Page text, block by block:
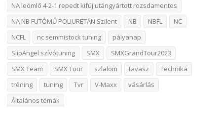
NA leömlő 4-2-1 repedt kifúj utángyártott rozsdamentes
NA NB FUTÓMŰ POLIURETÁN Szilent
NB NBFL
NC
NCFL
nc semmistock tuning
pályanap
SlipAngel szívótuning
SMX
SMXGrandTour2023
SMX Team
SMX Tour szlalom tavasz
Technika
tréning
tuning Tvr V-Maxx
vásárlás
Általános témák